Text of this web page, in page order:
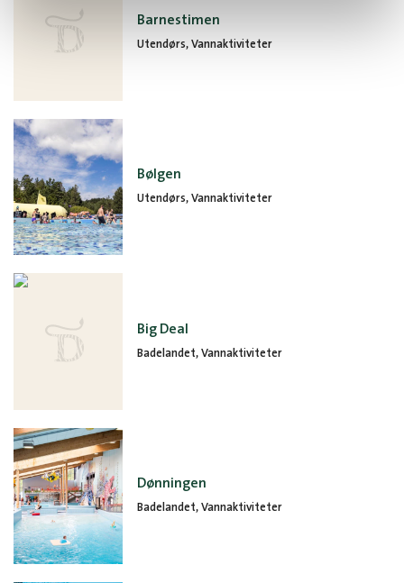
Barnestimen
Utendørs, Vannaktiviteter
Bølgen
Utendørs, Vannaktiviteter
Big Deal
Badelandet, Vannaktiviteter
Dønningen
Badelandet, Vannaktiviteter